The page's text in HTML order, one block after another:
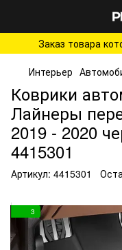
Заказ товара
Интерьер
Коврики
Лайнеры
2019 - 2020
4415301
Артикул: 4415301
3